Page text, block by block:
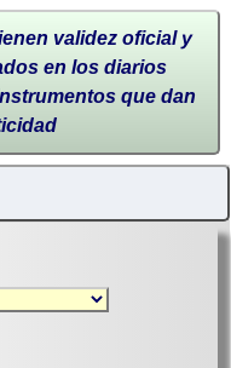
validez oficial y
en los diarios
que dan